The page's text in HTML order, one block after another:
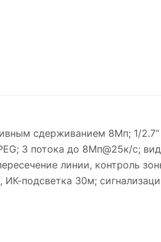
сдерживанием 8Мп; 1/
3 потока до 8Мп@25к/с;
линии, контроль
подсветка 30м;